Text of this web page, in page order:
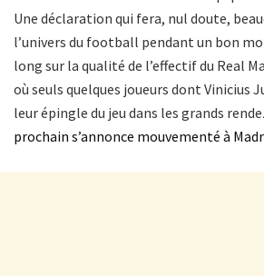
Une déclaration qui fera, nul doute,
l’univers du football pendant un bon
long sur la qualité de l’effectif du Real
où seuls quelques joueurs dont Vinicius
leur épingle du jeu dans les grands
prochain s’annonce mouvementé à